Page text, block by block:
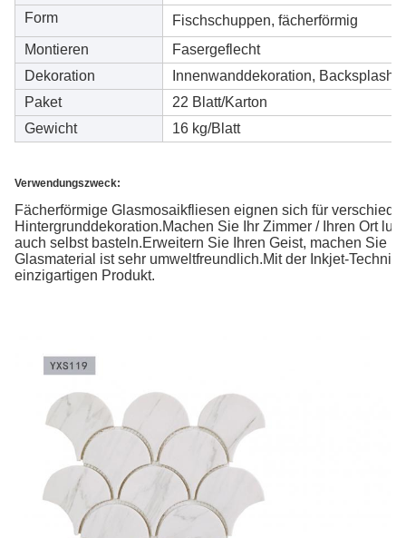
Form
Fischschuppen, fächerförmig
Montieren
Fasergeflecht
Dekoration
Innenwanddekoration, Backsplash,
Paket
22 Blatt/Karton
Gewicht
16 kg/Blatt
Verwendungszweck:
Fächerförmige Glasmosaikfliesen eignen sich für
Hintergrunddekoration.Machen Sie Ihr Zimmer / Ihren Ort
auch selbst basteln.Erweitern Sie Ihren Geist, machen Sie
Glasmaterial ist sehr umweltfreundlich.Mit der Inkjet-
einzigartigen Produkt.